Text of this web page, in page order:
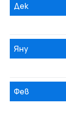
Дек
Яну
Фев